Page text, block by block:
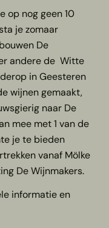
op nog geen 10
je zomaar
De
andere de Witte
in Geesteren
wijnen gemaakt,
naar De
mee met 1 van de
je te bieden
vanaf Mölke
De Wijnmakers.
informatie en